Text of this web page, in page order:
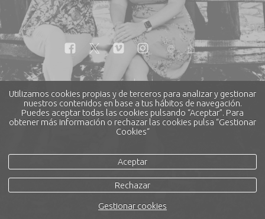
aviso legal
política de privacidad
política de cookies
Utilizamos cookies propias y de terceros para analizar y gestionar
nuestros contenidos en base a tus hábitos de navegación.
Puedes aceptar todas las cookies pulsando “Aceptar”. Para
obtener más información o rechazar las cookies pulsa “Gestionar
Cookies“
Aceptar
Rechazar
Gestionar cookies